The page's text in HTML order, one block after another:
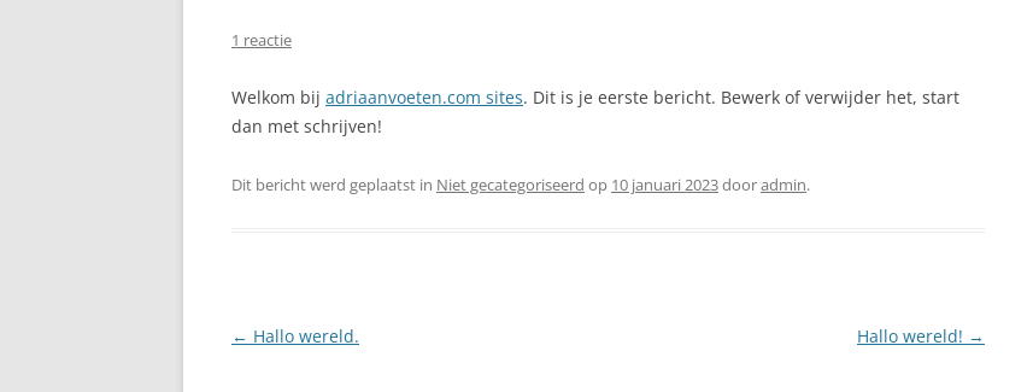
1 reactie
Welkom bij adriaanvoeten.com sites. Dit is je eerste bericht. Bewerk of verwijder het, start
dan met schrijven!
Dit bericht werd geplaatst in Niet gecategoriseerd op 10 januari 2023dooradmin.
Berichtnavigatie
← Hallo wereld. Hallo wereld! →